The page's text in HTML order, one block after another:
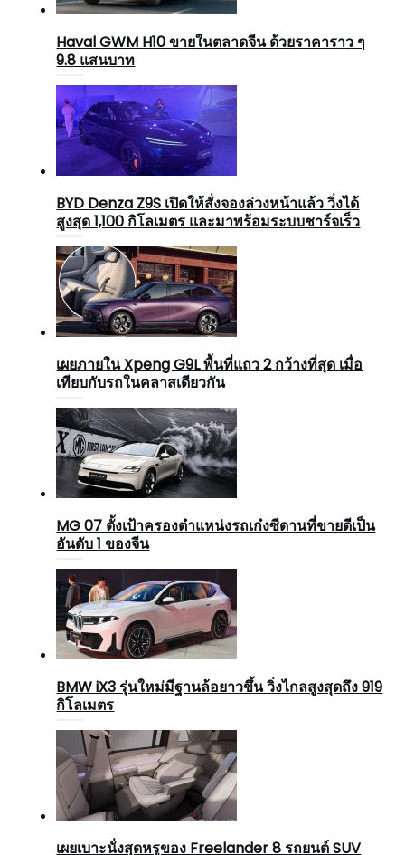
Haval GWM H10 ขายในตลาดจีน ด้วยราคาราว ๆ
9.8 แสนบาท
BYD Denza Z9S เปิดให้สั่งจองล่วงหน้าแล้ว วิ่งได้
สูงสุด 1,100 กิโลเมตร และมาพร้อมระบบชาร์จเร็ว
เผยภายใน Xpeng G9L พื้นที่แถว 2 กว้างที่สุด เมื่อ
เทียบกับรถในคลาสเดียวกัน
MG 07 ตั้งเป้าครองตำแหน่งรถเก๋งซีดานที่ขายดีเป็น
อันดับ 1 ของจีน
BMW iX3 รุ่นใหม่มีฐานล้อยาวขึ้น วิ่งไกลสูงสุดถึง 919
กิโลเมตร
เผยเบาะนั่งสุดหรูของ Freelander 8 รถยนต์ SUV